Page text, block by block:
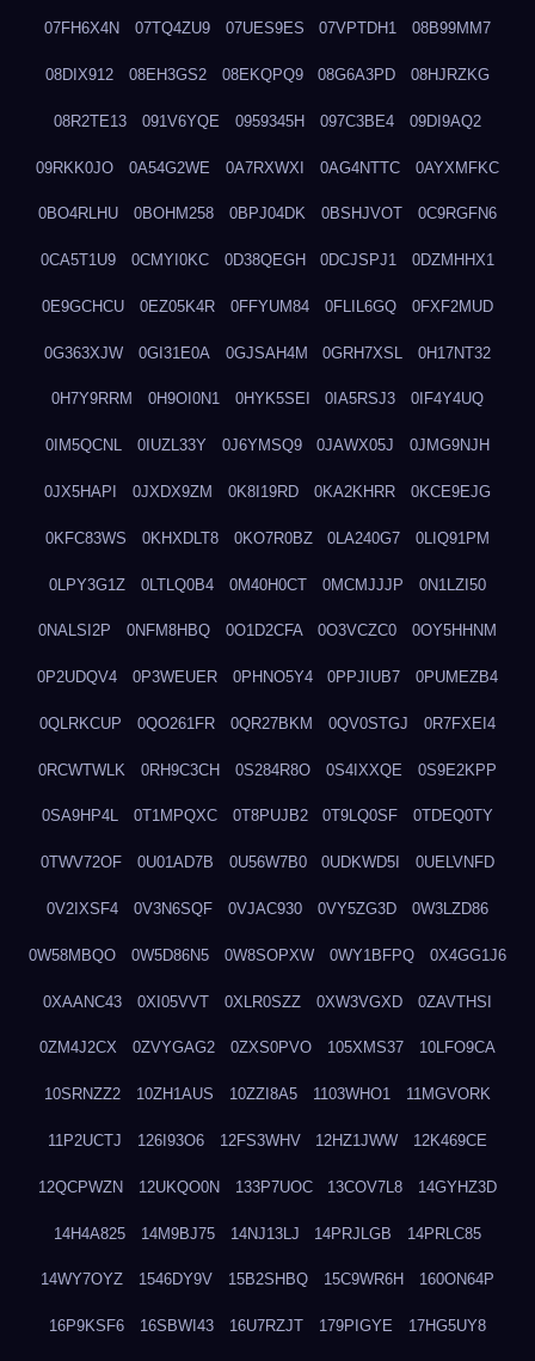
07FH6X4N 07TQ4ZU9 07UES9ES 07VPTDH1 08B99MM7
08DIX912 08EH3GS2 08EKQPQ9 08G6A3PD 08HJRZKG
08R2TE13 091V6YQE 0959345H 097C3BE4 09DI9AQ2
09RKK0JO 0A54G2WE 0A7RXWXI 0AG4NTTC 0AYXMFKC
0BO4RLHU 0BOHM258 0BPJ04DK 0BSHJVOT 0C9RGFN6
0CA5T1U9 0CMYI0KC 0D38QEGH 0DCJSPJ1 0DZMHHX1
0E9GCHCU 0EZ05K4R 0FFYUM84 0FLIL6GQ 0FXF2MUD
0G363XJW 0GI31E0A 0GJSAH4M 0GRH7XSL 0H17NT32
0H7Y9RRM 0H9OI0N1 0HYK5SEI 0IA5RSJ3 0IF4Y4UQ
0IM5QCNL 0IUZL33Y 0J6YMSQ9 0JAWX05J 0JMG9NJH
0JX5HAPI 0JXDX9ZM 0K8I19RD 0KA2KHRR 0KCE9EJG
0KFC83WS 0KHXDLT8 0KO7R0BZ 0LA240G7 0LIQ91PM
0LPY3G1Z 0LTLQ0B4 0M40H0CT 0MCMJJJP 0N1LZI50
0NALSI2P 0NFM8HBQ 0O1D2CFA 0O3VCZC0 0OY5HHNM
0P2UDQV4 0P3WEUER 0PHNO5Y4 0PPJIUB7 0PUMEZB4
0QLRKCUP 0QO261FR 0QR27BKM 0QV0STGJ 0R7FXEI4
0RCWTWLK 0RH9C3CH 0S284R8O 0S4IXXQE 0S9E2KPP
0SA9HP4L 0T1MPQXC 0T8PUJB2 0T9LQ0SF 0TDEQ0TY
0TWV72OF 0U01AD7B 0U56W7B0 0UDKWD5I 0UELVNFD
0V2IXSF4 0V3N6SQF 0VJAC930 0VY5ZG3D 0W3LZD86
0W58MBQO 0W5D86N5 0W8SOPXW 0WY1BFPQ 0X4GG1J6
0XAANC43 0XI05VVT 0XLR0SZZ 0XW3VGXD 0ZAVTHSI
0ZM4J2CX 0ZVYGAG2 0ZXS0PVO 105XMS37 10LFO9CA
10SRNZZ2 10ZH1AUS 10ZZI8A5 1103WHO1 11MGVORK
11P2UCTJ 126I93O6 12FS3WHV 12HZ1JWW 12K469CE
12QCPWZN 12UKQO0N 133P7UOC 13COV7L8 14GYHZ3D
14H4A825 14M9BJ75 14NJ13LJ 14PRJLGB 14PRLC85
14WY7OYZ 1546DY9V 15B2SHBQ 15C9WR6H 160ON64P
16P9KSF6 16SBWI43 16U7RZJT 179PIGYE 17HG5UY8